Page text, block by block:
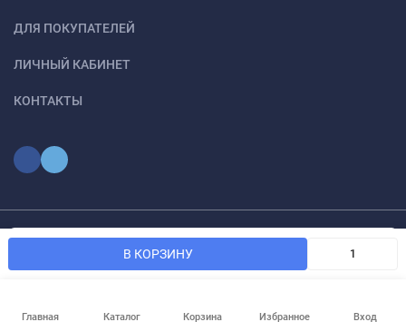
В КОРЗИНУ
ДЛЯ ПОКУПАТЕЛЕЙ
ЛИЧНЫЙ КАБИНЕТ
КОНТАКТЫ
Главная Каталог Корзина Избранное Вход